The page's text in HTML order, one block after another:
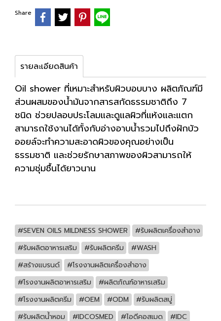
Share
รายละเอียดสินค้า
Oil shower ที่เหมาะสำหรับผิวบอบบาง ผลิตภัณฑ์มี
ส่วนผสมของน้ำมันจากสารสกัดธรรมชาติถึง 7
ชนิด ช่วยปลอบประโลมและดูแลผิวที่แห้งและแตก
สามารถใช้งานได้ทั้งกับอ่างอาบน้ำรวมไปถึงฝักบัว
ออยล์จะทำความสะอาดผิวของคุณอย่างเป็น
ธรรมชาติ และช่วยรักษาสภาพของผิวสามารถให้
ความชุ่มชื้นได้ยาวนาน
#SEVEN OILS MILDNESS SHOWER
#รับผลิตเครื่องสำอาง
#รับผลิตอาหารเสริม
#รับผลิตครีม
#WASH
#สร้างแบรนด์
#โรงงานผลิตเครื่องสำอาง
#โรงงานผลิตอาหารเสริม
#ผลิตภัณฑ์อาหารเสริม
#โรงงานผลิตครีม
#OEM #ODM
#รับผลิตสบู่
#รับผลิตน้ำหอม
#IDCOSMED #ไอดีคอสเมด #IDC